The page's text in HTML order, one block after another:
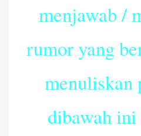
menjawab /
rumor yang
menuliskan
dibawah ini